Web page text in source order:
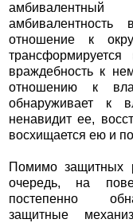
отношение к
враждебность к
отношению к
обнаруживает к
ненавидит ее,
восхищается ею и
Помимо защитных
очередь, на
постепенно
защитные